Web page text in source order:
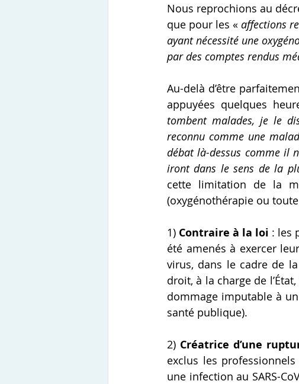
Nous reprochions au
que pour les « affections
ayant nécessité une
par des comptes rendus
Au-delà d’être
appuyées quelques
tombent malades, je le
reconnu comme une
débat là-dessus comme il
iront dans le sens de la
cette limitation de la
(oxygénothérapie ou
1) Contraire à la loi : les
été amenés à exercer
virus, dans le cadre de
droit, à la charge de l’État,
dommage imputable à
santé publique).
2) Créatrice d’une
exclus les
une infection au SARS-